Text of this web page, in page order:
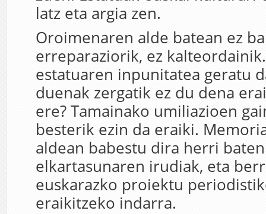
latz eta argia zen.
Oroimenaren alde batean ez
erreparaziorik, ez
estatuaren inpunitatea geratu
duenak zergatik ez du dena
ere? Tamainako umiliazioen
besterik ezin da eraiki.
aldean babestu dira herri
elkartasunaren irudiak, eta
euskarazko proiektu
eraikitzeko indarra.